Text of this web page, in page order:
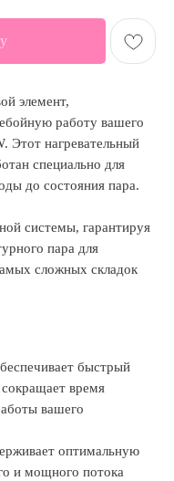
элемент,
работу вашего
Этот нагревательный
специально для
до состояния пара.
системы, гарантируя
пара для
сложных складок
быстрый
время
вашего
оптимальную
и мощного потока